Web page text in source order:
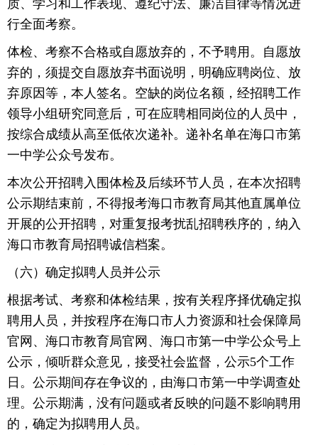
质、学习和工作表现、遵纪守法、廉洁自律等情况进
行全面考察。
体检、考察不合格或自愿放弃的，不予聘用。自愿放
弃的，须提交自愿放弃书面说明，明确应聘岗位、放
弃原因等，本人签名。空缺的岗位名额，经招聘工作
领导小组研究同意后，可在应聘相同岗位的人员中，
按综合成绩从高至低依次递补。递补名单在海口市第
一中学公众号发布。
本次公开招聘入围体检及后续环节人员，在本次招聘
公示期结束前，不得报考海口市教育局其他直属单位
开展的公开招聘，对重复报考扰乱招聘秩序的，纳入
海口市教育局招聘诚信档案。
（六）确定拟聘人员并公示
根据考试、考察和体检结果，按有关程序择优确定拟
聘用人员，并按程序在海口市人力资源和社会保障局
官网、海口市教育局官网、海口市第一中学公众号上
公示，倾听群众意见，接受社会监督，公示5个工作
日。公示期间存在争议的，由海口市第一中学调查处
理。公示期满，没有问题或者反映的问题不影响聘用
的，确定为拟聘用人员。